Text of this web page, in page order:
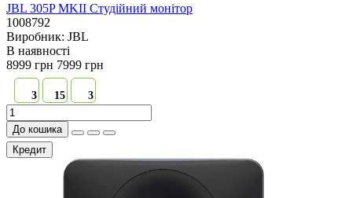
JBL 305P MKII Студійний монітор
1008792
Виробник: JBL
В наявностi
8999 грн 7999 грн
3 15 3
До кошика
Кредит